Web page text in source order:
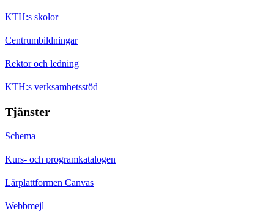
KTH:s skolor
Centrumbildningar
Rektor och ledning
KTH:s verksamhetsstöd
Tjänster
Schema
Kurs- och programkatalogen
Lärplattformen Canvas
Webbmejl